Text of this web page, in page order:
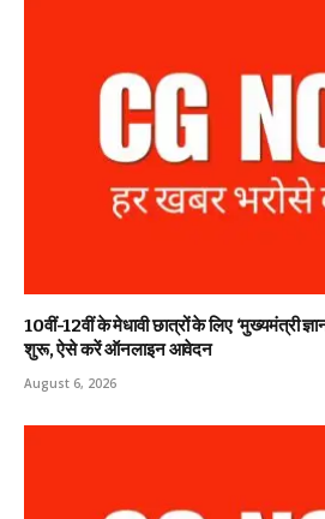
10वीं-12वीं के मेधावी छात्रों के लिए ‘मुख्यमंत्री
शुरू, ऐसे करें ऑनलाइन आवेदन
August 6, 2026